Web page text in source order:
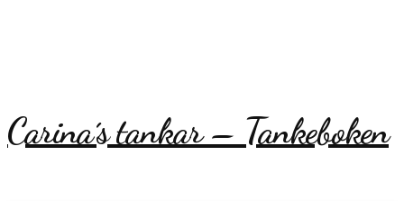
Carina´s tankar – Tankeboken